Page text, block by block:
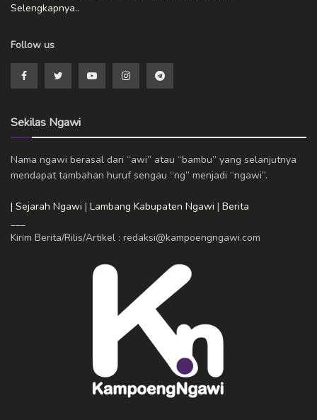
Selengkapnya..
Follow us
Sekilas Ngawi
Nama ngawi berasal dari “awi” atau “bambu” yang selanjutnya
mendapat tambahan huruf sengau “ng” menjadi “ngawi”.
| Sejarah Ngawi | Lambang Kabupaten Ngawi | Berita
Kirim Berita/Rilis/Artikel : redaksi@kampoengngawi.com